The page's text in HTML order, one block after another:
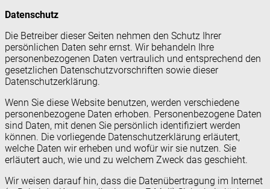
Datenschutz
Die Betreiber dieser Seiten nehmen den Schutz Ihrer
persönlichen Daten sehr ernst. Wir behandeln Ihre
personenbezogenen Daten vertraulich und entsprechend den
gesetzlichen Datenschutzvorschriften sowie dieser
Datenschutzerklärung.
Wenn Sie diese Website benutzen, werden verschiedene
personenbezogene Daten erhoben. Personenbezogene Daten
sind Daten, mit denen Sie persönlich identifiziert werden
können. Die vorliegende Datenschutzerklärung erläutert,
welche Daten wir erheben und wofür wir sie nutzen. Sie
erläutert auch, wie und zu welchem Zweck das geschieht.
Wir weisen darauf hin, dass die Datenübertragung im Internet